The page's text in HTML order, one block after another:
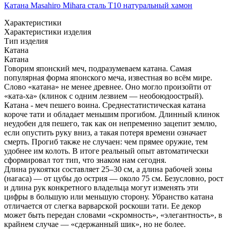
Катана Masahiro Mihara сталь T10 натуральный хамон
Характеристики
Характеристики изделия
Тип изделия
Катана
Катана
Говорим японский меч, подразумеваем катана. Самая
популярная форма японского меча, известная во всём мире.
Слово «катана» не менее древнее. Оно могло произойти от
«ката-ха» (клинок с одним лезвием — необоюдоострый).
Катана - меч пешего воина. Среднестатистическая катана
короче тати и обладает меньшим прогибом. Длинный клинок
неудобен для пешего, так как он непременно зацепит землю,
если опустить руку вниз, а такая потеря времени означает
смерть. Прогиб также не случаен: чем прямее оружие, тем
удобнее им колоть. В итоге реальный опыт автоматически
сформировал тот тип, что знаком нам сегодня.
Длина рукоятки составляет 25–30 см, а длина рабочей зоны
(нагаса) — от цубы до острия — около 75 см. Безусловно, рост
и длина рук конкретного владельца могут изменять эти
цифры в большую или меньшую сторону. Убранство катана
отличается от слегка варварской роскоши тати. Ее декор
может быть передан словами «скромность», «элегантность», в
крайнем случае — «сдержанный шик», но не более.